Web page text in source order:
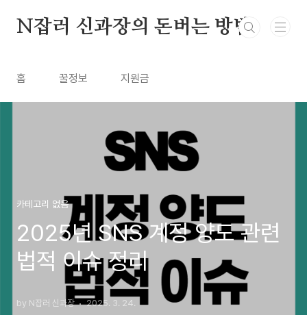
N잡러 신과장의 돈버는 방법
홈 꿀정보 지원금
카테고리 없음
2025년 SNS 계정 양도 관련
법적 이슈 정리
by N잡러 신과장 2025. 3. 24.